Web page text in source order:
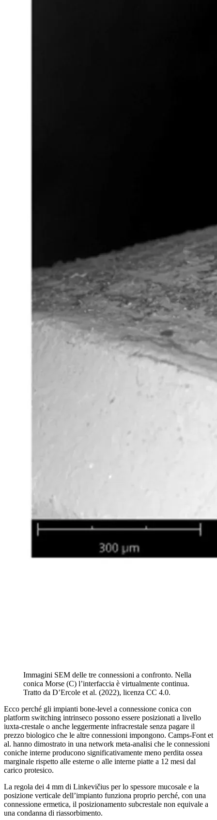
Immagini SEM delle tre connessioni a confronto. Nella
conica Morse (C) l’interfaccia è virtualmente continua.
Tratto da D’Ercole et al. (2022), licenza CC 4.0.
Ecco perché gli impianti bone-level a connessione conica con
platform switching intrinseco possono essere posizionati a livello
iuxta-crestale o anche leggermente infracrestale senza pagare il
prezzo biologico che le altre connessioni impongono. Camps-Font et
al. hanno dimostrato in una network meta-analisi che le connessioni
coniche interne producono significativamente meno perdita ossea
marginale rispetto alle esterne o alle interne piatte a 12 mesi dal
carico protesico.
La regola dei 4 mm di Linkevičius per lo spessore mucosale e la
posizione verticale dell’impianto funziona proprio perché, con una
connessione ermetica, il posizionamento subcrestale non equivale a
una condanna di riassorbimento.